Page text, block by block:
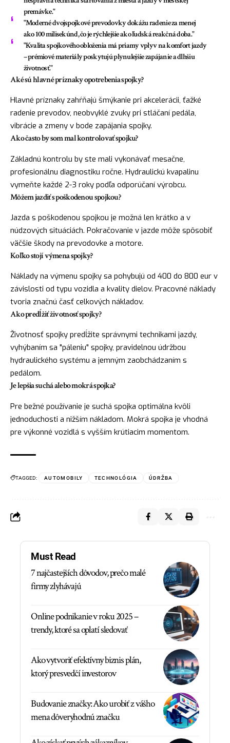
premávke."
"Moderné dvojspojkové prevodovky dokážu radenie za menej
ako 100 milisekúnd, čo je rýchlejšie ako ľudská reakčná doba."
"Kvalita spojkového obloženia má priamy vplyv na komfort jazdy
– prémiové materiály poskytujú plynulejšie zapájanie a dlhšiu
životnosť."
Aké sú hlavné príznaky opotrebenia spojky?
Hlavné príznaky zahŕňajú šmýkanie pri akcelerácii, ťažké
radenie prevodov, neobvyklé zvuky pri stláčaní pedála,
vibrácie a zmeny v bode zapájania spojky.
Ako často by som mal kontrolovať spojku?
Základnú kontrolu by ste mali vykonávať mesačne,
profesionálnu diagnostiku ročne. Hydraulickú kvapalinu
vymeňte každé 2-3 roky podľa odporúčaní výrobcu.
Môžem jazdiť s poškodenou spojkou?
Jazda s poškodenou spojkou je možná len krátko a v
núdzových situáciách. Pokračovanie v jazde môže spôsobiť
väčšie škody na prevodovke a motore.
Koľko stojí výmena spojky?
Náklady na výmenu spojky sa pohybujú od 400 do 800 eur v
závislosti od typu vozidla a kvality dielov. Pracovné náklady
tvoria značnú časť celkových nákladov.
Ako predĺžiť životnosť spojky?
Životnosť spojky predĺžite správnymi technikami jazdy,
vyhýbaním sa "páleniu" spojky, pravidelnou údržbou
hydraulického systému a jemným zaobchádzaním s
pedálom.
Je lepšia suchá alebo mokrá spojka?
Pre bežné používanie je suchá spojka optimálna kvôli
jednoduchosti a nižším nákladom. Mokrá spojka je vhodná
pre výkonné vozidlá s vyšším krútiacim momentom.
TAGGED: AUTOMOBILY TECHNOLÓGIA ÚDRŽBA
Must Read
7 najčastejších dôvodov, prečo malé
firmy zlyhávajú
Online podnikanie v roku 2025 –
trendy, ktoré sa oplatí sledovať
Ako vytvoriť efektívny biznis plán,
ktorý presvedčí investorov
Budovanie značky: Ako urobiť z vášho
mena dôveryhodnú značku